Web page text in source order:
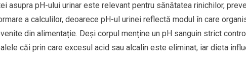
asupra pH-ului urinar este relevant pentru sănătatea rinichilor,
a calculilor, deoarece pH-ul urinei reflectă modul în care
din alimentație. Deși corpul menține un pH sanguin strict
căi prin care excesul acid sau alcalin este eliminat, iar dieta